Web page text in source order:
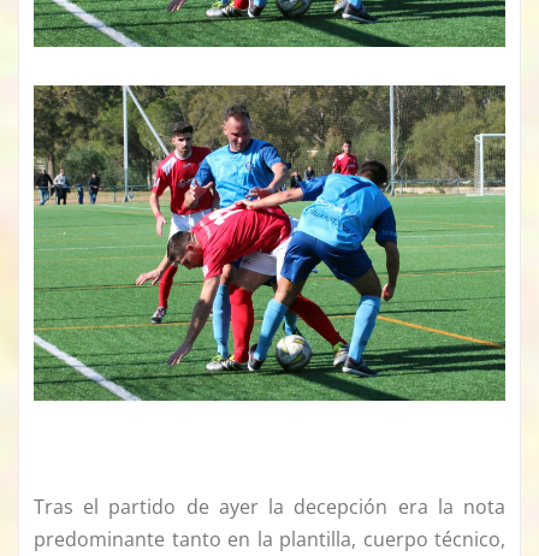
Tras el partido de ayer la decepción era la nota
predominante tanto en la plantilla, cuerpo técnico,